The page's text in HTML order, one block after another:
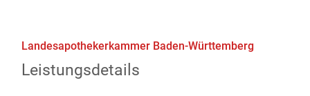
Landesapothekerkammer Baden-Württemberg
Leistungsdetails